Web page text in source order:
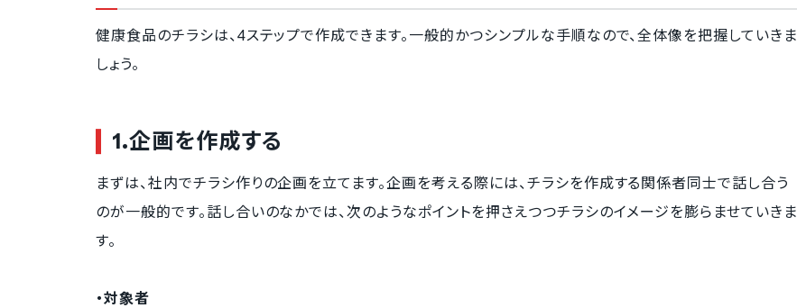
健康食品のチラシは、4ステップで作成できます。一般的かつシンプルな手順なので、全体像を把握していきま
しょう。
1.企画を作成する
まずは、社内でチラシ作りの企画を立てます。企画を考える際には、チラシを作成する関係者同士で話し合う
のが一般的です。話し合いのなかでは、次のようなポイントを押さえつつチラシのイメージを膨らませていきま
す。
・対象者